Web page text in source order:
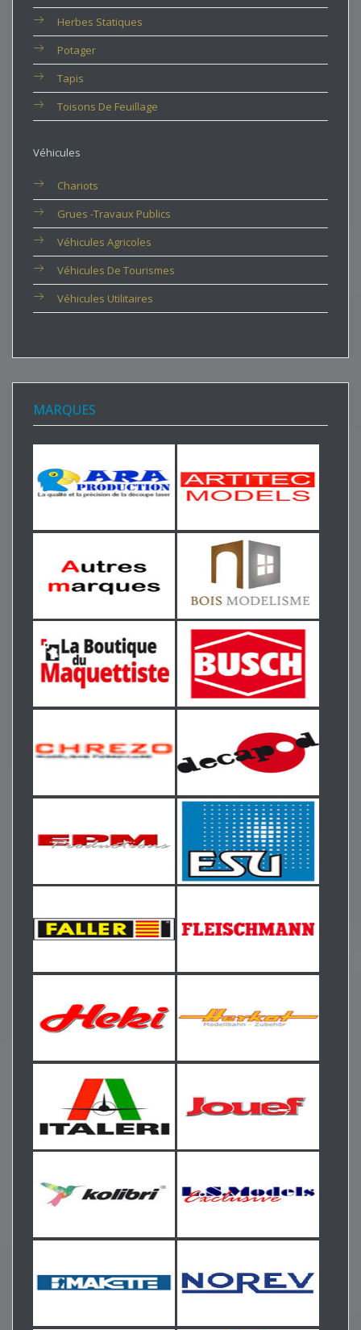
Herbes Statiques
Potager
Tapis
Toisons De Feuillage
Véhicules
Chariots
Grues -travaux Publics
Véhicules Agricoles
Véhicules De Tourismes
Véhicules Utilitaires
MARQUES